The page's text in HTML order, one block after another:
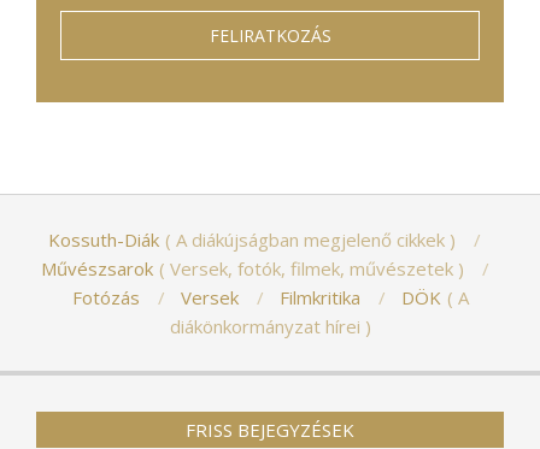
Kossuth-Diák
A diákújságban megjelenő cikkek
Művészsarok
Versek, fotók, filmek, művészetek
Fotózás
Versek Filmkritika DÖK
A
diákönkormányzat hírei
FRISS BEJEGYZÉSEK